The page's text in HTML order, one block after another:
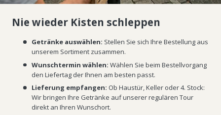
Nie wieder Kisten schleppen
Getränke auswählen: Stellen Sie sich Ihre Bestellung aus
unserem Sortiment zusammen.
Wunschtermin wählen: Wählen Sie beim Bestellvorgang
den Liefertag der Ihnen am besten passt.
Lieferung empfangen: Ob Haustür, Keller oder 4. Stock:
Wir bringen Ihre Getränke auf unserer regulären Tour
direkt an Ihren Wunschort.